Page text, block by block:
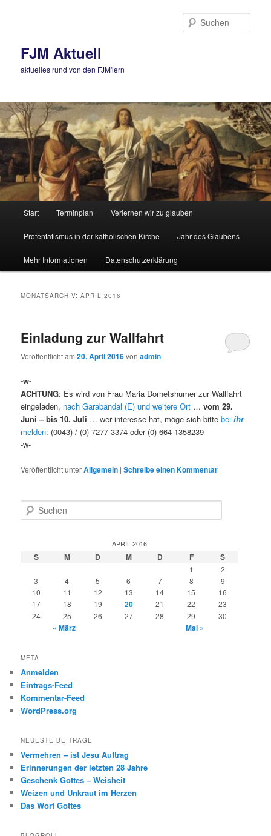
FJM Aktuell
aktuelles rund von den FJM'lern
Start Terminplan Verlernen wir zu glauben
Protentatismus in der katholischen Kirche Jahr des Glaubens
Mehr Informationen Datenschutzerklärung
MONATSARCHIV:APRIL 2016
Einladung zur Wallfahrt
Veröffentlicht am20. April 2016vonadmin
-w-
ACHTUNG: Es wird von Frau Maria Dornetshumer zur Wallfahrt
eingeladen, nach Garabandal (E) und weitere Ort …vom 29.
Juni – bis 10. Juli … wer interesse hat, möge sich bittebeiihr
melden: (0043) / (0) 7277 3374 oder (0) 664 1358239
-w-
Veröffentlicht unterAllgemein |Schreibe einen Kommentar
u
e
n
APRIL 2016
S M D M D F S
1
2
3
4 5 6 7 8
9
10
11 12 13 14 15
16
17
18 19 20 21 22
23
24
25 26 27 28 29 30
« März Mai »
META
Anmelden
Eintrags-Feed
Kommentar-Feed
WordPress.org
NEUESTE BEITRÄGE
Vermehren – ist Jesu Auftrag
Erinnerungen der letzten 28 Jahre
Geschenk Gottes – Weisheit
Weizen und Unkraut im Herzen
Das Wort Gottes